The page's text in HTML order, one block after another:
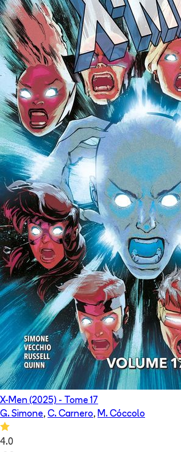
X-Men (2025) - Tome 17
G. Simone, C. Carnero, M. Cóccolo
4.0